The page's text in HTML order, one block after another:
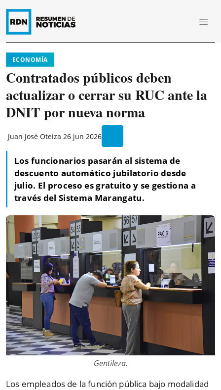
ECONOMÍA
Contratados públicos deben
actualizar o cerrar su RUC ante la
DNIT por nueva norma
Juan José Oteiza 26 jun 2026
Los funcionarios pasarán al sistema de
descuento automático jubilatorio desde
julio. El proceso es gratuito y se gestiona a
través del Sistema Marangatu.
Gentileza.
Los empleados de la función pública bajo modalidad